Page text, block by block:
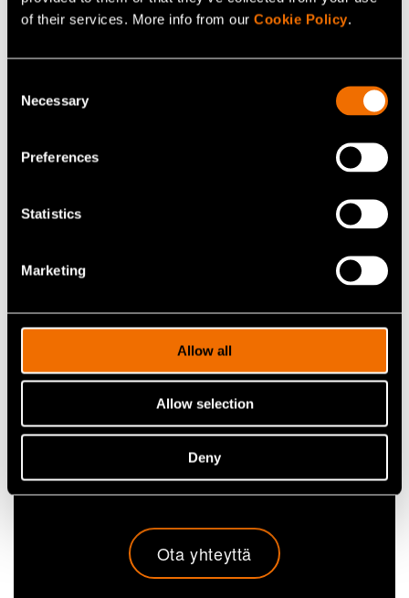
of their services. More info from our Cookie Policy.
Selection
Necessary
Preferences
Statistics
Marketing
Allow all
Allow selection
Deny
Katso profiili
Aku Karvinen
Senior Scientist
+358405102142
aku.karvinen@vtt.fi
Ota yhteyttä